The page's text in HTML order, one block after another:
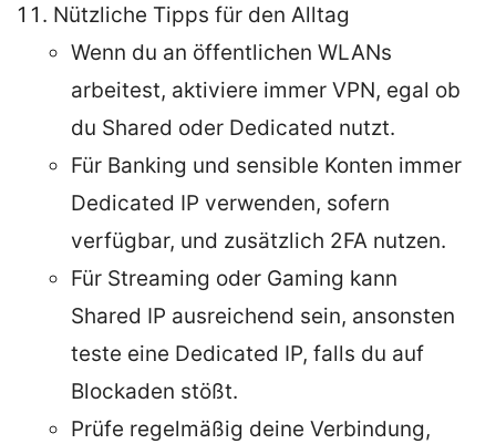
Nützliche Tipps für den Alltag
Wenn du an öffentlichen WLANs
arbeitest, aktiviere immer VPN, egal ob
du Shared oder Dedicated nutzt.
Für Banking und sensible Konten immer
Dedicated IP verwenden, sofern
verfügbar, und zusätzlich 2FA nutzen.
Für Streaming oder Gaming kann
Shared IP ausreichend sein, ansonsten
teste eine Dedicated IP, falls du auf
Blockaden stößt.
Prüfe regelmäßig deine Verbindung,